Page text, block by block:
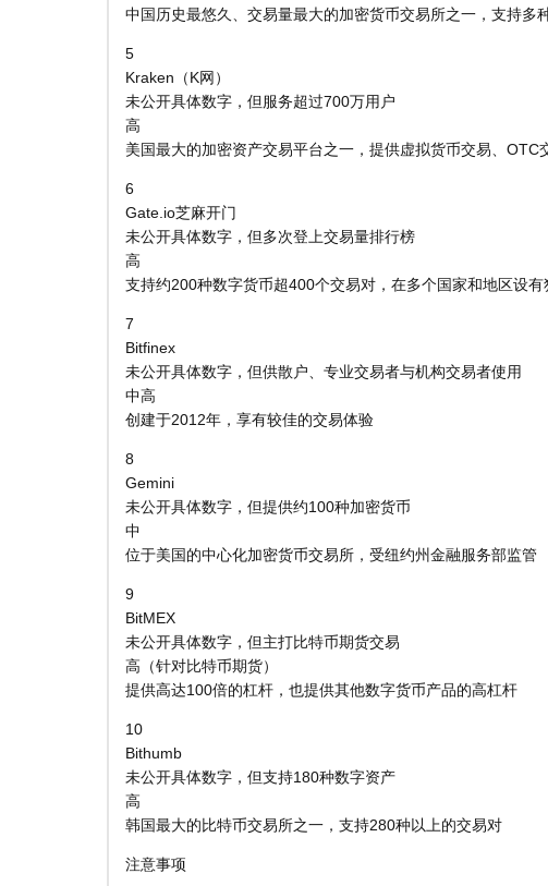
中国历史最悠久、交易量最大的加密货币交易所之一，支持多
5
Kraken（K网）
未公开具体数字，但服务超过700万用户
高
美国最大的加密资产交易平台之一，提供虚拟货币交易、OTC
6
Gate.io芝麻开门
未公开具体数字，但多次登上交易量排行榜
高
支持约200种数字货币超400个交易对，在多个国家和地区设
7
Bitfinex
未公开具体数字，但供散户、专业交易者与机构交易者使用
中高
创建于2012年，享有较佳的交易体验
8
Gemini
未公开具体数字，但提供约100种加密货币
中
位于美国的中心化加密货币交易所，受纽约州金融服务部监管
9
BitMEX
未公开具体数字，但主打比特币期货交易
高（针对比特币期货）
提供高达100倍的杠杆，也提供其他数字货币产品的高杠杆
10
Bithumb
未公开具体数字，但支持180种数字资产
高
韩国最大的比特币交易所之一，支持280种以上的交易对
注意事项